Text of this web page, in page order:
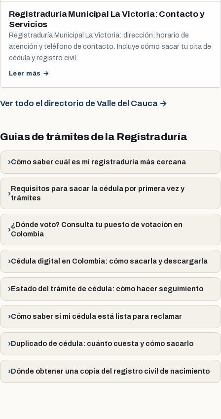
Registraduría Municipal La Victoria: Contacto y
Servicios
Registraduría Municipal La Victoria: dirección, horario de
atención y teléfono de contacto. Incluye cómo sacar tu cita de
cédula y registro civil.
Leer más →
Ver todo el directorio de Valle del Cauca →
Guías de trámites de la Registraduría
Cómo saber cuál es mi registraduría más cercana
Requisitos para sacar la cédula por primera vez y
trámites
¿Dónde voto? Consulta tu puesto de votación en
Colombia
Cédula digital en Colombia: cómo sacarla y descargarla
Estado del trámite de cédula: cómo hacer seguimiento
Cómo saber si mi cédula está lista para reclamar
Duplicado de cédula: cuánto cuesta y cómo sacarlo
Dónde obtener una copia del registro civil de nacimiento